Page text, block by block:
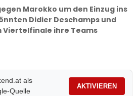
Marokko um den Einzug ins
Didier Deschamps und
Viertelfinale ihre Teams
als
Quelle
AKTIVIEREN